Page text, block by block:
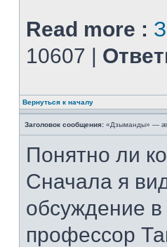
Read more :
10607 |
Вернуться к началу
Заголовок сообщения: «Дзыманды» —
Понятно ли
Сначала я
обсуждение в
профессор